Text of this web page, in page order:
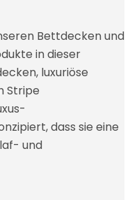
Bettdecken und
in dieser
luxuriöse
Stripe
dass sie eine
und